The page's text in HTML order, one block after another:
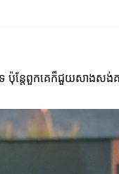
ប៉ុន្តែពួកគេក៏ជួយសាងស